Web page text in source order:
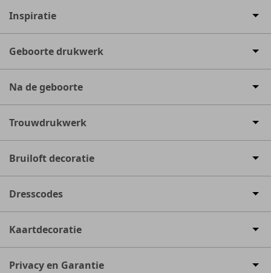
Inspiratie
Geboorte drukwerk
Na de geboorte
Trouwdrukwerk
Bruiloft decoratie
Dresscodes
Kaartdecoratie
Privacy en Garantie